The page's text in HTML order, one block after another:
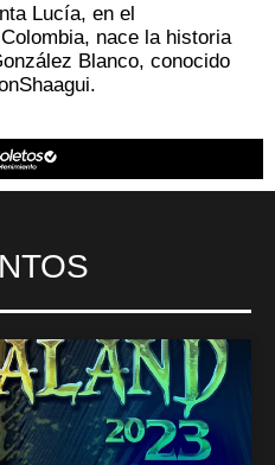
Lucía, en el
nace la historia
Blanco, conocido